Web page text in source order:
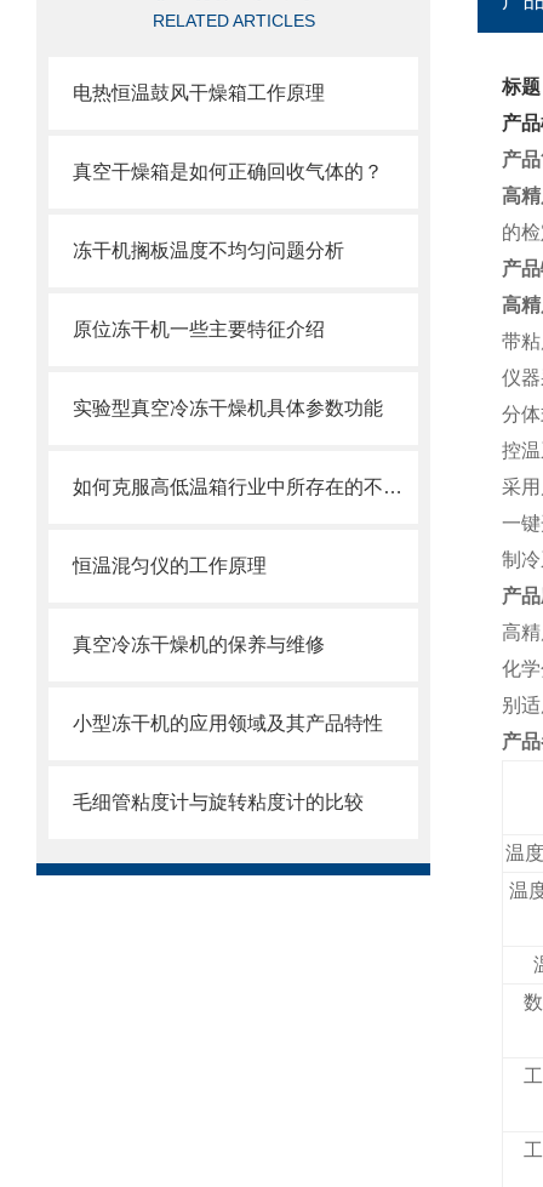
RELATED ARTICLES
电热恒温鼓风干燥箱工作原理
真空干燥箱是如何正确回收气体的？
冻干机搁板温度不均匀问题分析
原位冻干机一些主要特征介绍
实验型真空冷冻干燥机具体参数功能
如何克服高低温箱行业中所存在的不足之处
恒温混匀仪的工作原理
真空冷冻干燥机的保养与维修
小型冻干机的应用领域及其产品特性
毛细管粘度计与旋转粘度计的比较
标
产
产
高
的
产
高
带
仪
分
控
采
一
制
产
高
化
别
产
温
温